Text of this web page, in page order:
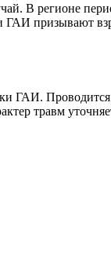
В регионе
ГАИ призывают
ГАИ.
травм